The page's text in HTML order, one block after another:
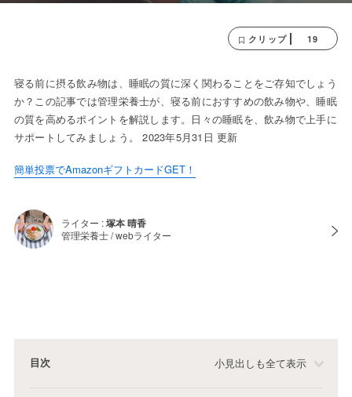
クリップ 19
寝る前に摂る飲み物は、睡眠の質に深く関わることをご存知でしょう
か？この記事では管理栄養士が、寝る前におすすめの飲み物や、睡眠
の質を高めるポイントを解説します。日々の睡眠を、飲み物で上手に
サポートしてみましょう。 2023年5月31日 更新
簡単投票でAmazonギフトカードGET！
ライター :塚本 晴香
管理栄養士 / webライター
目次 小見出しも全て表示